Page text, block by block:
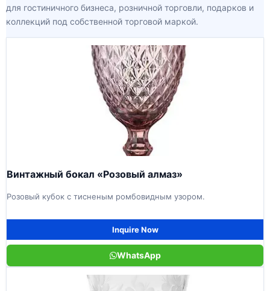
для гостиничного бизнеса, розничной торговли, подарков и
коллекций под собственной торговой маркой.
Винтажный бокал «Розовый алмаз»
Розовый кубок с тисненым ромбовидным узором.
Inquire Now
WhatsApp